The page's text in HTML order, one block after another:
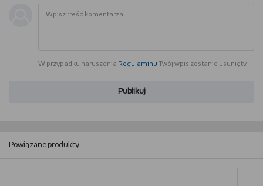
W przypadku naruszenia Regulaminu Twój wpis zostanie usunięty.
Publikuj
Powiązane produkty